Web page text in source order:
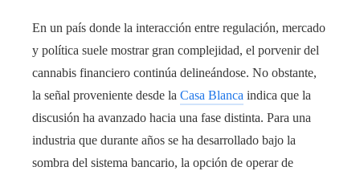
En un país donde la interacción entre regulación, mercado
y política suele mostrar gran complejidad, el porvenir del
cannabis financiero continúa delineándose. No obstante,
la señal proveniente desde la Casa Blanca indica que la
discusión ha avanzado hacia una fase distinta. Para una
industria que durante años se ha desarrollado bajo la
sombra del sistema bancario, la opción de operar de